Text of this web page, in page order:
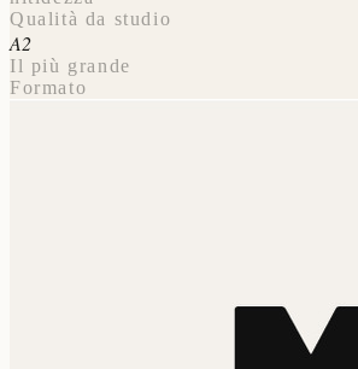
Qualità da studio
A2
Il più grande
Formato